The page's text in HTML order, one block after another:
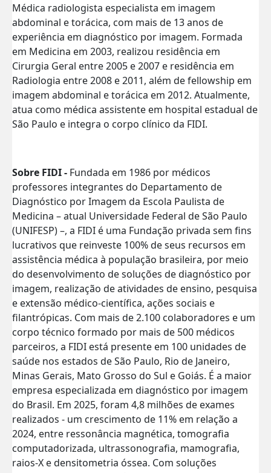
Médica radiologista especialista em imagem
abdominal e torácica, com mais de 13 anos de
experiência em diagnóstico por imagem. Formada
em Medicina em 2003, realizou residência em
Cirurgia Geral entre 2005 e 2007 e residência em
Radiologia entre 2008 e 2011, além de fellowship em
imagem abdominal e torácica em 2012. Atualmente,
atua como médica assistente em hospital estadual de
São Paulo e integra o corpo clínico da FIDI.
Sobre FIDI - Fundada em 1986 por médicos
professores integrantes do Departamento de
Diagnóstico por Imagem da Escola Paulista de
Medicina – atual Universidade Federal de São Paulo
(UNIFESP) –, a FIDI é uma Fundação privada sem fins
lucrativos que reinveste 100% de seus recursos em
assistência médica à população brasileira, por meio
do desenvolvimento de soluções de diagnóstico por
imagem, realização de atividades de ensino, pesquisa
e extensão médico-científica, ações sociais e
filantrópicas. Com mais de 2.100 colaboradores e um
corpo técnico formado por mais de 500 médicos
parceiros, a FIDI está presente em 100 unidades de
saúde nos estados de São Paulo, Rio de Janeiro,
Minas Gerais, Mato Grosso do Sul e Goiás. É a maior
empresa especializada em diagnóstico por imagem
do Brasil. Em 2025, foram 4,8 milhões de exames
realizados - um crescimento de 11% em relação a
2024, entre ressonância magnética, tomografia
computadorizada, ultrassonografia, mamografia,
raios-X e densitometria óssea. Com soluções